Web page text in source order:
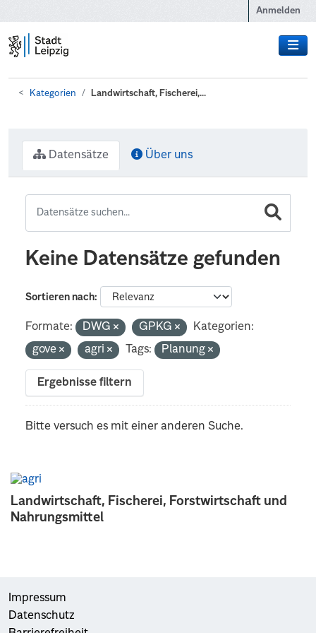
Anmelden
Kategorien Landwirtschaft, Fischerei,...
Landwirtschaft, Fischerei, Forstwirtschaft und
Nahrungsmittel
Datensätze Über uns
Keine Datensätze gefunden
Sortieren nach
Formate: DWG GPKG
Kategorien:
gove
agri Tags: Planung
Ergebnisse filtern
Bitte versuch es mit einer anderen Suche.
Impressum
Datenschutz